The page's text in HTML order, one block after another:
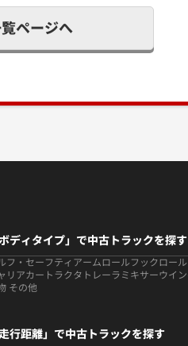
ページへ
ボディタイプ」で中古トラックを探す
フ・セーフティ アームロールフックロール
リアカー トラクタ トレーラ ミキサーウイ
その他
走行距離」で中古トラックを探す